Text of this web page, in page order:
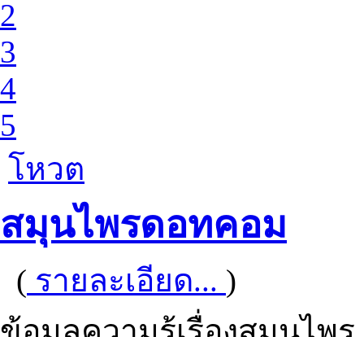
2
3
4
5
โหวต
สมุนไพรดอทคอม
( รายละเอียด... )